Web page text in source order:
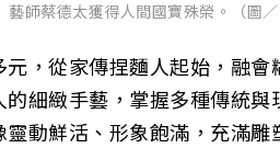
藝師蔡德太獲得人間國寶殊榮。（圖／
元，從家傳捏麵人起始，融
細緻手藝，掌握多種傳統
動鮮活、形象飽滿，充滿